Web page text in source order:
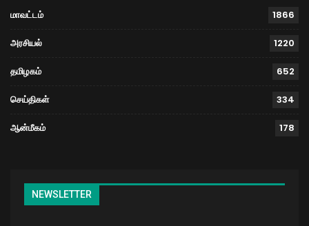
மாவட்டம் 1866
அரசியல் 1220
தமிழகம் 652
செய்திகள் 334
ஆன்மீகம் 178
NEWSLETTER